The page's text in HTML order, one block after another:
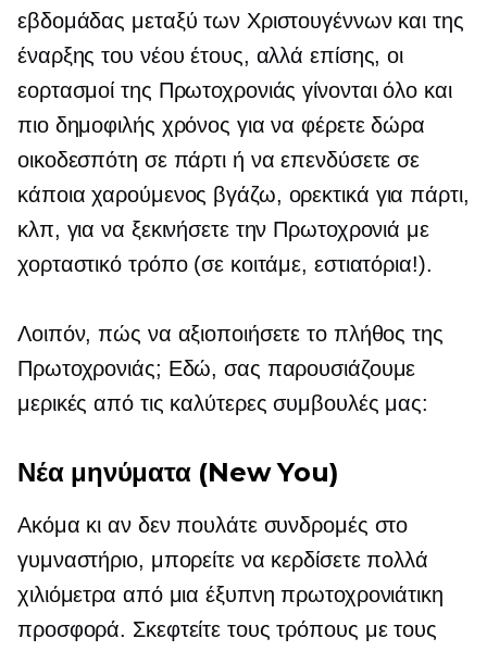
εβδομάδας μεταξύ των Χριστουγέννων και της
έναρξης του νέου έτους, αλλά επίσης, οι
εορτασμοί της Πρωτοχρονιάς γίνονται όλο και
πιο δημοφιλής χρόνος για να φέρετε δώρα
οικοδεσπότη σε πάρτι ή να επενδύσετε σε
κάποια χαρούμενος βγάζω, ορεκτικά για πάρτι,
κλπ, για να ξεκινήσετε την Πρωτοχρονιά με
χορταστικό τρόπο (σε κοιτάμε, εστιατόρια!).
Λοιπόν, πώς να αξιοποιήσετε το πλήθος της
Πρωτοχρονιάς; Εδώ, σας παρουσιάζουμε
μερικές από τις καλύτερες συμβουλές μας:
Νέα μηνύματα (New You)
Ακόμα κι αν δεν πουλάτε συνδρομές στο
γυμναστήριο, μπορείτε να κερδίσετε πολλά
χιλιόμετρα από μια έξυπνη πρωτοχρονιάτικη
προσφορά. Σκεφτείτε τους τρόπους με τους